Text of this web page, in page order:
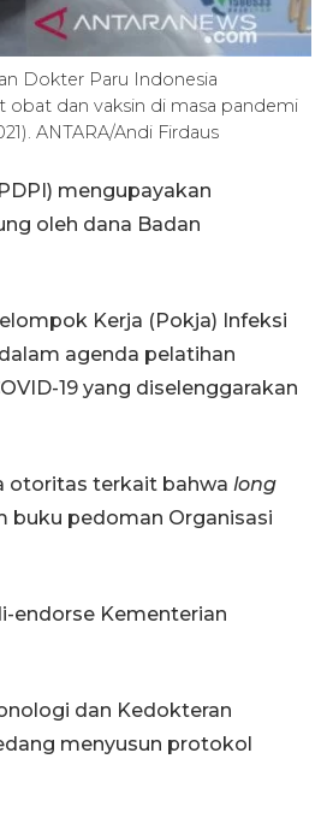
Dokter Paru Indonesia
obat dan vaksin di masa pandemi
ANTARA/Andi Firdaus
mengupayakan
oleh dana Badan
Kerja (Pokja) Infeksi
agenda pelatihan
19 yang diselenggarakan
otoritas terkait bahwa long
buku pedoman Organisasi
endorse Kementerian
dan Kedokteran
menyusun protokol